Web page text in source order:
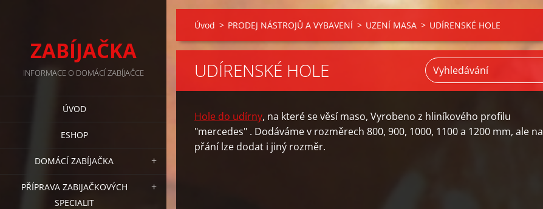
ZABÍJAČKA
INFORMACE O DOMÁCÍ ZABÍJAČCE
ÚVOD
ESHOP
DOMÁCÍ ZABÍJAČKA
PŘÍPRAVA ZABIJAČKOVÝCH
SPECIALIT
Úvod > PRODEJ NÁSTROJŮ A VYBAVENÍ > UZENÍ MASA > UDÍRENSKÉ HOLE
UDÍRENSKÉ HOLE
Hole do udírny, na které se věsí maso, Vyrobeno z hliníkového profilu
"mercedes" . Dodáváme v rozměrech 800, 900, 1000, 1100 a 1200 mm, ale na
přání lze dodat i jiný rozměr.